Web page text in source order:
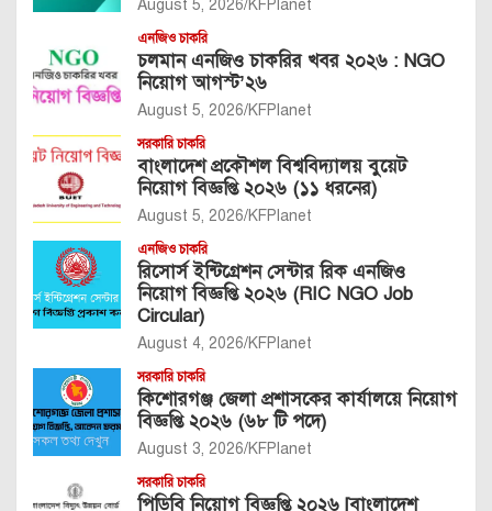
August 5, 2026 KFPlanet
এনজিও চাকরি
চলমান এনজিও চাকরির খবর ২০২৬ : NGO
নিয়োগ আগস্ট’২৬
August 5, 2026 KFPlanet
সরকারি চাকরি
বাংলাদেশ প্রকৌশল বিশ্ববিদ্যালয় বুয়েট
নিয়োগ বিজ্ঞপ্তি ২০২৬ (১১ ধরনের)
August 5, 2026 KFPlanet
এনজিও চাকরি
রিসোর্স ইন্টিগ্রেশন সেন্টার রিক এনজিও
নিয়োগ বিজ্ঞপ্তি ২০২৬ (RIC NGO Job
Circular)
August 4, 2026 KFPlanet
সরকারি চাকরি
কিশোরগঞ্জ জেলা প্রশাসকের কার্যালয়ে নিয়োগ
বিজ্ঞপ্তি ২০২৬ (৬৮ টি পদে)
August 3, 2026 KFPlanet
সরকারি চাকরি
পিডিবি নিয়োগ বিজ্ঞপ্তি ২০২৬ [বাংলাদেশ